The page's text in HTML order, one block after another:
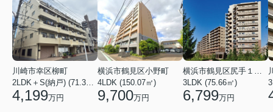
川崎市幸区柳町
4,199万円
横浜市鶴見区小野町
4LDK (150.07㎡)
9,700万円
3LDK (75.66㎡)
6,799万円